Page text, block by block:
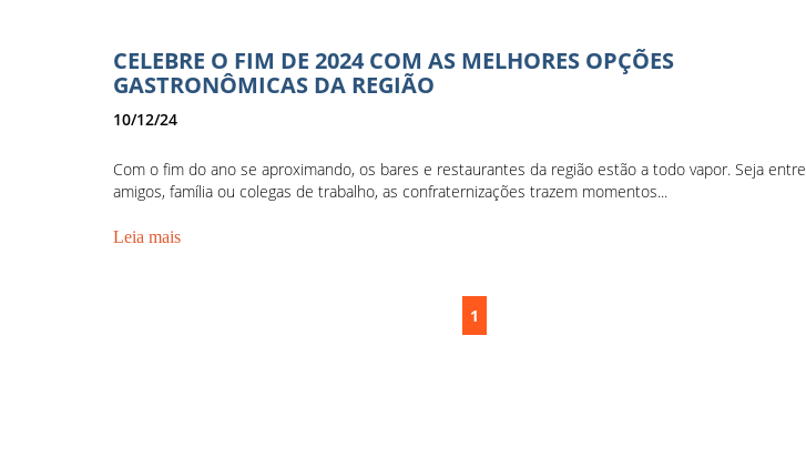
CELEBRE O FIM DE 2024 COM AS MELHORES OPÇÕES
GASTRONÔMICAS DA REGIÃO
10/12/24
Com o fim do ano se aproximando, os bares e restaurantes da região estão a todo vapor. Seja entre
amigos, família ou colegas de trabalho, as confraternizações trazem momentos...
Leia mais
1